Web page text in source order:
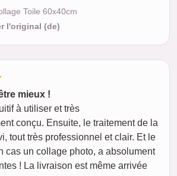
Toile 60x40cm
l'original (de)
mieux !
à utiliser et très
conçu. Ensuite, le traitement de la
tout très professionnel et clair. Et le
cas un collage photo, a absolument
! La livraison est même arrivée